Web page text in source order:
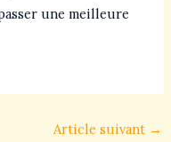
une meilleure
Article suivant →